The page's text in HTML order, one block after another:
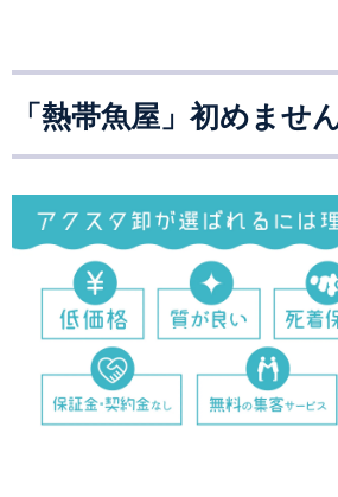
「熱帯魚屋」初めませ